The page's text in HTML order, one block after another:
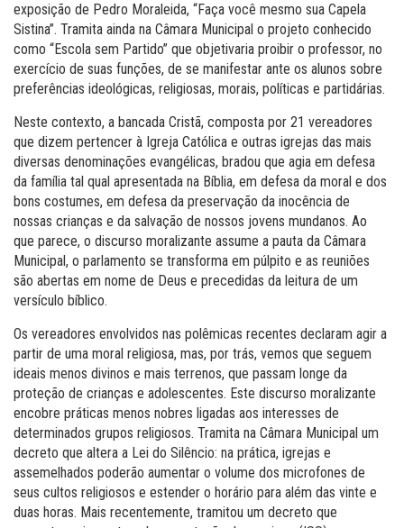
exposição de Pedro Moraleida, “Faça você mesmo sua Capela
Sistina”. Tramita ainda na Câmara Municipal o projeto conhecido
como “Escola sem Partido” que objetivaria proibir o professor, no
exercício de suas funções, de se manifestar ante os alunos sobre
preferências ideológicas, religiosas, morais, políticas e partidárias.
Neste contexto, a bancada Cristã, composta por 21 vereadores
que dizem pertencer à Igreja Católica e outras igrejas das mais
diversas denominações evangélicas, bradou que agia em defesa
da família tal qual apresentada na Bíblia, em defesa da moral e dos
bons costumes, em defesa da preservação da inocência de
nossas crianças e da salvação de nossos jovens mundanos. Ao
que parece, o discurso moralizante assume a pauta da Câmara
Municipal, o parlamento se transforma em púlpito e as reuniões
são abertas em nome de Deus e precedidas da leitura de um
versículo bíblico.
Os vereadores envolvidos nas polêmicas recentes declaram agir a
partir de uma moral religiosa, mas, por trás, vemos que seguem
ideais menos divinos e mais terrenos, que passam longe da
proteção de crianças e adolescentes. Este discurso moralizante
encobre práticas menos nobres ligadas aos interesses de
determinados grupos religiosos. Tramita na Câmara Municipal um
decreto que altera a Lei do Silêncio: na prática, igrejas e
assemelhados poderão aumentar o volume dos microfones de
seus cultos religiosos e estender o horário para além das vinte e
duas horas. Mais recentemente, tramitou um decreto que